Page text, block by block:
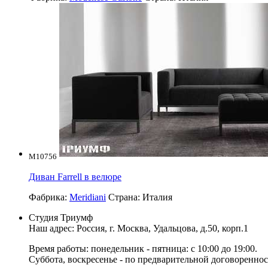
M10756
Диван Farrell в велюре
Фабрика: Meridiani Страна: Италия
Студия Триумф
Наш адрес: Россия, г. Москва, Удальцова, д.50, корп.1
Время работы: понедельник - пятница: с 10:00 до 19:00.
Суббота, воскресенье - по предварительной